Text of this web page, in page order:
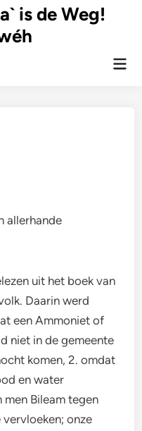
is de Weg!
allerhande
uit het boek van
Daarin werd
een Ammoniet of
niet in de gemeente
komen, 2. omdat
en water
Bileam tegen
vervloeken; onze